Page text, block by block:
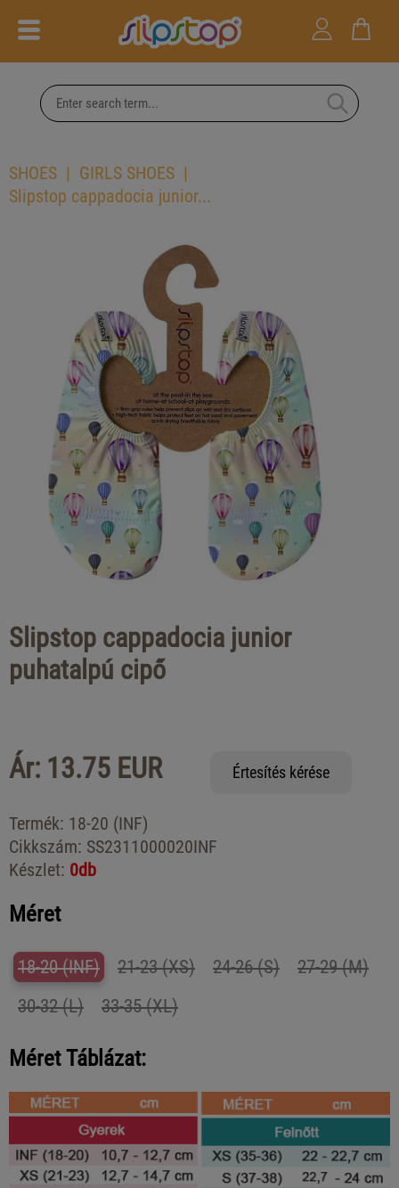
SHOES
GIRLS SHOES
Slipstop cappadocia junior...
Slipstop cappadocia junior
puhatalpú cipő
Ár: 13.75 EUR Értesítés kérése
Termék: 18-20 (INF)
Cikkszám: SS2311000020INF
Készlet: 0db
Méret
18-20 (INF) 21-23 (XS) 24-26 (S)
27-29 (M)
30-32 (L)
33-35 (XL)
Méret Táblázat: